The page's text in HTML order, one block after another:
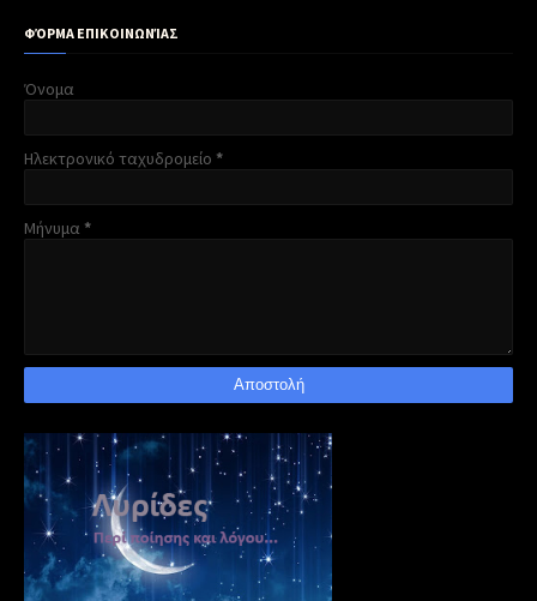
ΦΌΡΜΑ ΕΠΙΚΟΙΝΩΝΊΑΣ
Όνομα
Ηλεκτρονικό ταχυδρομείο *
Μήνυμα *